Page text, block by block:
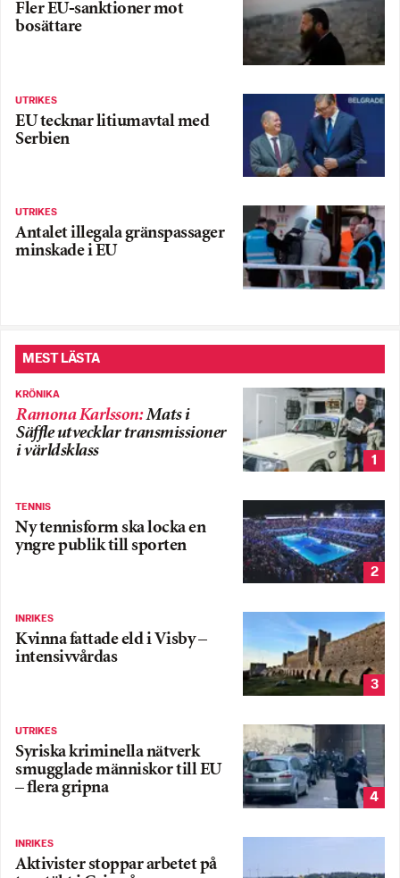
Fler EU-sanktioner mot
bosättare
UTRIKES
EU tecknar litiumavtal med
Serbien
UTRIKES
Antalet illegala gränspassager
minskade i EU
MEST LÄSTA
KRÖNIKA
Ramona Karlsson:Mats i
Säffle utvecklar transmissioner
i världsklass
1
TENNIS
Ny tennisform ska locka en
yngre publik till sporten
2
INRIKES
Kvinna fattade eld i Visby –
intensivvårdas
3
UTRIKES
Syriska kriminella nätverk
smugglade människor till EU
– flera gripna
4
INRIKES
Aktivister stoppar arbetet på